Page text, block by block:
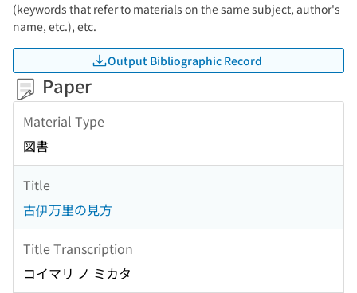
(keywords that refer to materials on the same subject, author's
name, etc.), etc.
Output Bibliographic Record
Paper
Material Type
図書
Title
古伊万里の見方
Title Transcription
コイマリ ノ ミカタ